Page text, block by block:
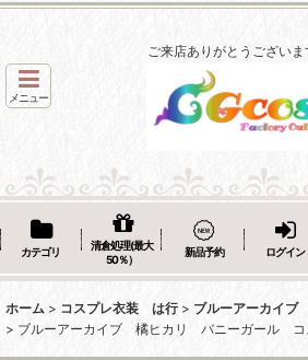
ご来店ありがとうございま
メニュー
カテゴリ
清倉処理(最大
50％）
新品予約 ログイン
ホーム > コスプレ衣装 は行 > ブルーアーカイブ
> ブルーアーカイブ 橘ヒカリ バニーガール コ